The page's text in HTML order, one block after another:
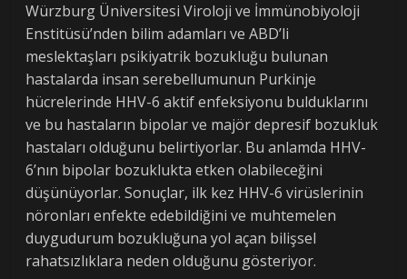
Würzburg Üniversitesi Viroloji ve İmmünobiyoloji
Enstitüsü’nden bilim adamları ve ABD’li
meslektaşları psikiyatrik bozukluğu bulunan
hastalarda insan serebellumunun Purkinje
hücrelerinde HHV-6 aktif enfeksiyonu bulduklarını
ve bu hastaların bipolar ve majör depresif bozukluk
hastaları olduğunu belirtiyorlar. Bu anlamda HHV-
6’nın bipolar bozuklukta etken olabileceğini
düşünüyorlar. Sonuçlar, ilk kez HHV-6 virüslerinin
nöronları enfekte edebildiğini ve muhtemelen
duygudurum bozukluğuna yol açan bilişsel
rahatsızlıklara neden olduğunu gösteriyor.